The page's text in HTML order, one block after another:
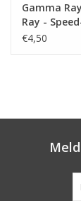
Gamma
Ray -
Metal-Band
€4,50